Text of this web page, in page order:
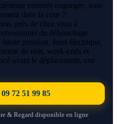
enterrée engorgée, tout-
dans la cour ?
près de chez vous à
du débouchage
pression, furet électrique,
de nuit, week-ends et
avant le déplacement, une
72 51 99 85
& Regard disponible en ligne